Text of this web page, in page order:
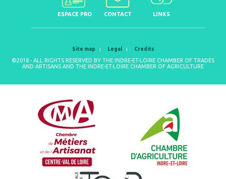
ESPACE PRO CONTACT LINKS
Site map Legal Credits
©2018 - ALL RIGHTS RESERVED BY THE INDRE-ET-LOIRE CHAMBER OF TRADES
AND ARTISANS AND THE INDRE-ET-LOIRE CHAMBER OF AGRICULTURE